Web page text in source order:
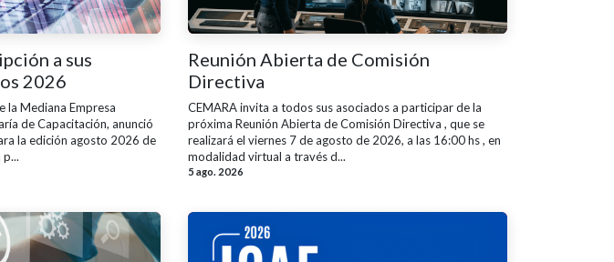
a sus
2026
la Mediana Empresa
de Capacitación, anunció
la edición agosto 2026 de
p...
Reunión Abierta de Comisión
Directiva
CEMARA invita a todos sus asociados a participar de la
próxima Reunión Abierta de Comisión Directiva , que se
realizará el viernes 7 de agosto de 2026, a las 16:00 hs , en
modalidad virtual a través d...
5 ago. 2026